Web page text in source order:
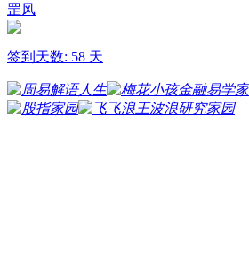
罡风
签到天数: 58 天